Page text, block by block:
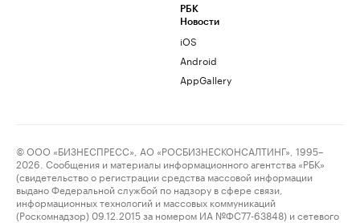
РБК
Новости
iOS
Android
AppGallery
© ООО «БИЗНЕСПРЕСС», АО «РОСБИЗНЕСКОНСАЛТИНГ», 1995–
2026. Сообщения и материалы информационного агентства «РБК»
(свидетельство о регистрации средства массовой информации
выдано Федеральной службой по надзору в сфере связи,
информационных технологий и массовых коммуникаций
(Роскомнадзор) 09.12.2015 за номером ИА №ФС77-63848) и сетевого